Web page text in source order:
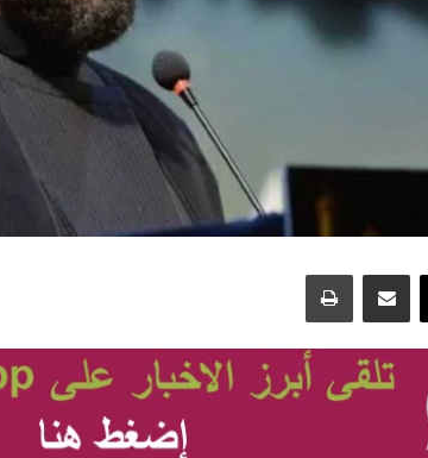
‫X مشاركة عبر البريد طباعة